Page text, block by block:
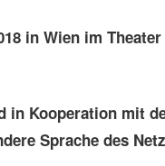
in Wien im
in Kooperation mit
Sprache des